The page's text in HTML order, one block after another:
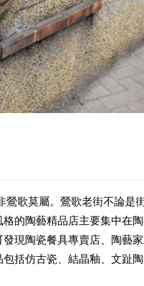
鶯歌莫屬。鶯歌老街不論
的陶藝精品店主要集中在
現陶瓷餐具專賣店、陶藝
包括仿古瓷、結晶釉、文